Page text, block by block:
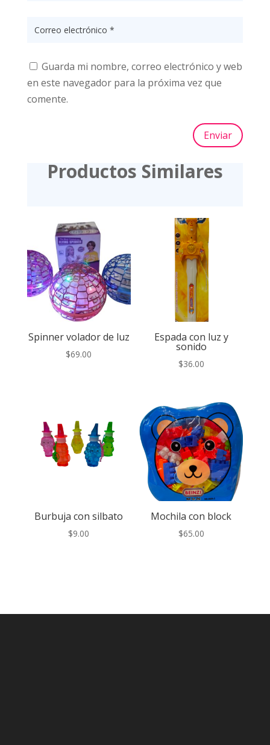
Guarda mi nombre, correo electrónico y web
en este navegador para la próxima vez que
comente.
Enviar
Productos Similares
Spinner volador de luz
$69.00
Espada con luz y
sonido
$36.00
Burbuja con silbato
$9.00
Mochila con block
$65.00